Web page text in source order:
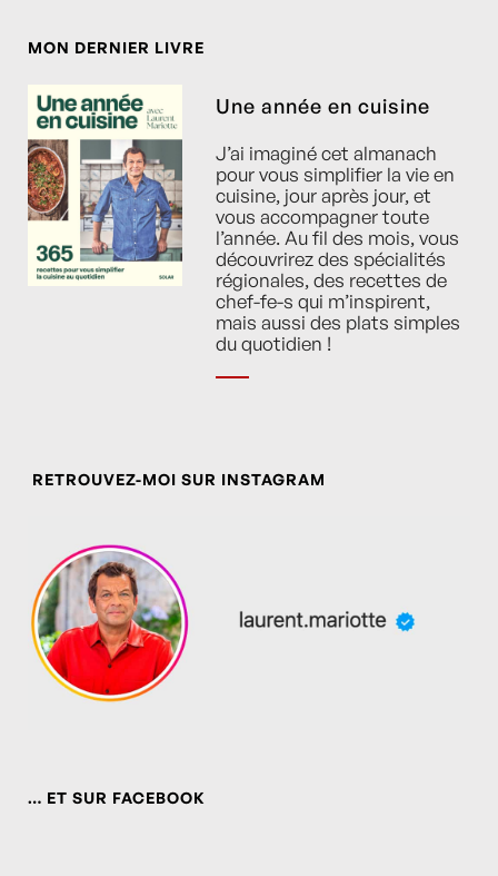
MON DERNIER LIVRE
Une année en cuisine
J’ai imaginé cet almanach
pour vous simplifier la vie en
cuisine, jour après jour, et
vous accompagner toute
l’année. Au fil des mois, vous
découvrirez des spécialités
régionales, des recettes de
chef-fe-s qui m’inspirent,
mais aussi des plats simples
du quotidien !
RETROUVEZ-MOI SUR INSTAGRAM
… ET SUR FACEBOOK